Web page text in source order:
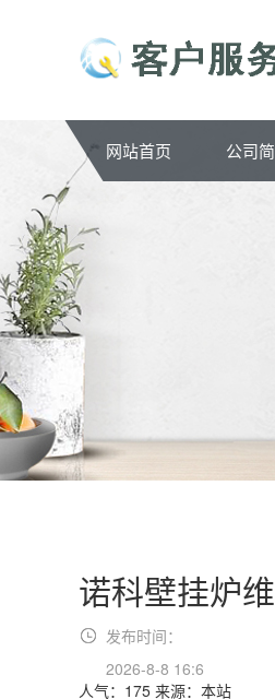
网站首页 公司
诺科壁挂炉
发布时间：
2026-8-8 16:6
人气：175 来源：本站